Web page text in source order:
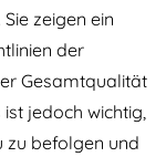
zeigen ein
der
Gesamtqualität
jedoch wichtig,
zu befolgen und